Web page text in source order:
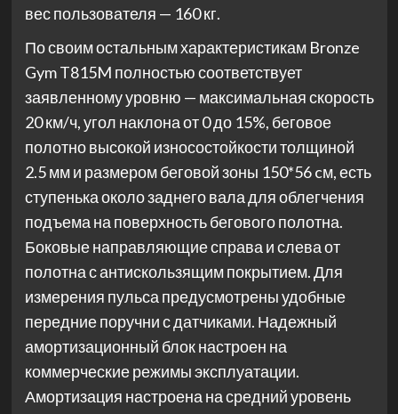
вес пользователя — 160 кг.
По своим остальным характеристикам Bronze
Gym T815M полностью соответствует
заявленному уровню — максимальная скорость
20 км/ч, угол наклона от 0 до 15%, беговое
полотно высокой износостойкости толщиной
2.5 мм и размером беговой зоны 150*56 cм, есть
ступенька около заднего вала для облегчения
подъема на поверхность бегового полотна.
Боковые направляющие справа и слева от
полотна с антискользящим покрытием. Для
измерения пульса предусмотрены удобные
передние поручни с датчиками. Надежный
амортизационный блок настроен на
коммерческие режимы эксплуатации.
Амортизация настроена на средний уровень